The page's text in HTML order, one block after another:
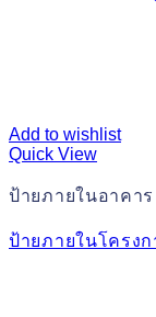
Add to wishlist
Quick View
ป้ายภายในอาคาร
ป้ายภายในโครงก